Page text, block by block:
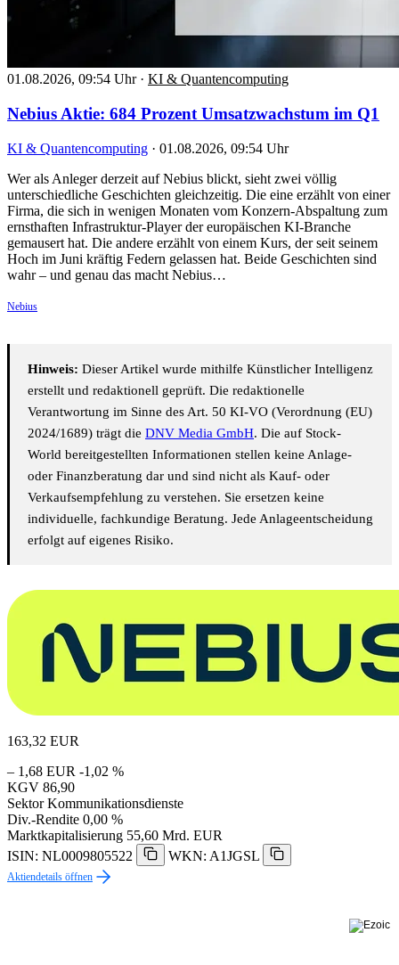
01.08.2026, 09:54 Uhr · KI & Quantencomputing
Nebius Aktie: 684 Prozent Umsatzwachstum im Q1
KI & Quantencomputing · 01.08.2026, 09:54 Uhr
Wer als Anleger derzeit auf Nebius blickt, sieht zwei völlig
unterschiedliche Geschichten gleichzeitig. Die eine erzählt von einer
Firma, die sich in wenigen Monaten vom Konzern-Abspaltung zum
ernsthaften Infrastruktur-Player der europäischen KI-Branche
gemausert hat. Die andere erzählt von einem Kurs, der seit seinem
Hoch im Juni kräftig Federn gelassen hat. Beide Geschichten sind
wahr – und genau das macht Nebius…
Nebius
Hinweis: Dieser Artikel wurde mithilfe Künstlicher Intelligenz
erstellt und redaktionell geprüft. Die redaktionelle
Verantwortung im Sinne des Art. 50 KI-VO (Verordnung (EU)
2024/1689) trägt die DNV Media GmbH. Die auf Stock-
World bereitgestellten Informationen stellen keine Anlage-
oder Finanzberatung dar und sind nicht als Kauf- oder
Verkaufsempfehlung zu verstehen. Sie ersetzen keine
individuelle, fachkundige Beratung. Jede Anlageentscheidung
erfolgt auf eigenes Risiko.
163,32 EUR
– 1,68 EUR -1,02 %
KGV 86,90
Sektor Kommunikationsdienste
Div.-Rendite 0,00 %
Marktkapitalisierung 55,60 Mrd. EUR
ISIN: NL0009805522
WKN: A1JGSL
Aktiendetails öffnen